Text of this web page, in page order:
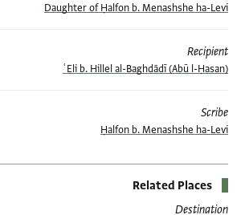
Daughter of Ḥalfon b. Menashshe ha-Levi
Recipient
(Abū l-Ḥasan) ʿEli b. Hillel al-Baghdādī
Scribe
Ḥalfon b. Menashshe ha-Levi
Related Places
Destination